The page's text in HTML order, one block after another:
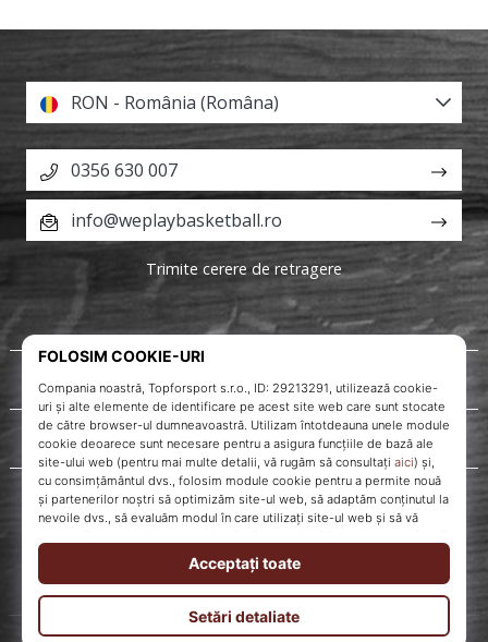
WePlayBasketball.ro
Despre noi
Servicii clienți
RON - România (Româna)
0356 630 007
info@weplaybasketball.ro
Trimite cerere de retragere